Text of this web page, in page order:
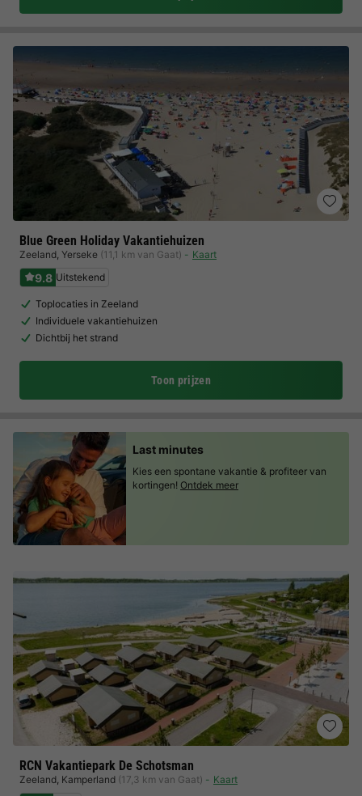
Blue Green Holiday Vakantiehuizen
Zeeland, Yerseke (11,1 km van Gaat) Kaart
9.8 Uitstekend
Toplocaties in Zeeland
Individuele vakantiehuizen
Dichtbij het strand
Toon prijzen
RCN Vakantiepark De Schotsman
Zeeland, Kamperland (17,3 km van Gaat) Kaart
Last minutes
Kies een spontane vakantie & profiteer van
kortingen! Ontdek meer